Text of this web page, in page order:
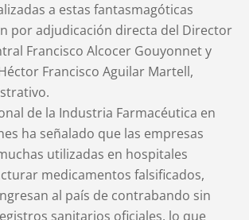
a estas fantasmagóticas
por adjudicación directa del Director
Francisco Alcocer Gouyonnet y
Francisco Aguilar Martell,
de la Industria Farmacéutica en
ha señalado que las empresas
utilizadas en hospitales
medicamentos falsificados,
al país de contrabando sin
sanitarios oficiales, lo que